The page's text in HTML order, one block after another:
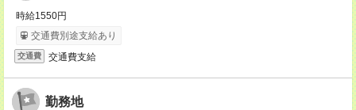
時給1550円
交通費別途支給あり
交通費 交通費支給
勤務地